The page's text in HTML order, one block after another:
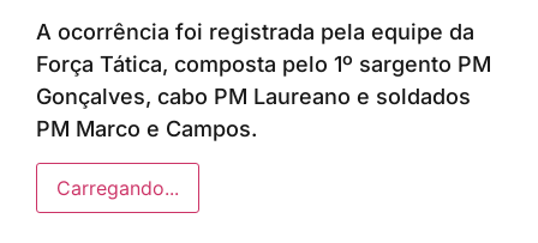
A ocorrência foi registrada pela equipe da
Força Tática, composta pelo 1º sargento PM
Gonçalves, cabo PM Laureano e soldados
PM Marco e Campos.
Carregando...